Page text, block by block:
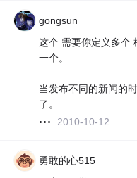
gongsun
这个 需要你定义多个
一个。
当发布不同的新闻的
了。
2010-10-12
勇敢的心515